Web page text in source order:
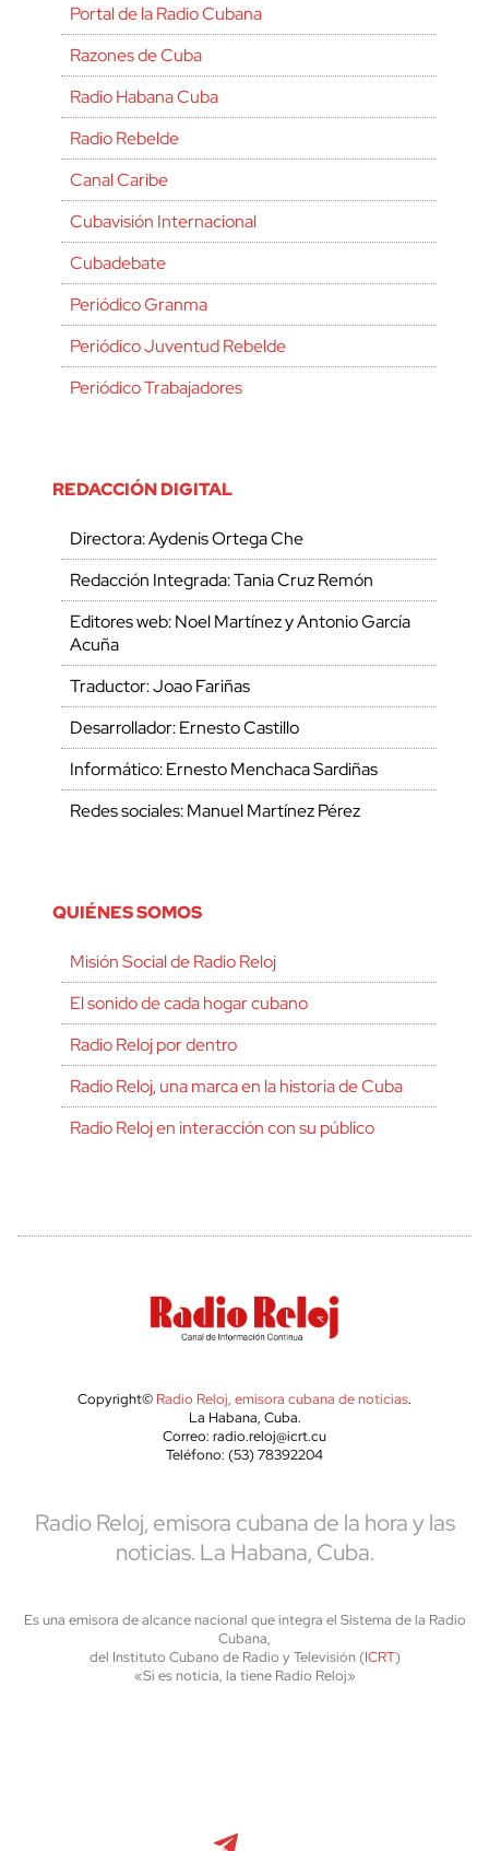
Portal de la Radio Cubana
Razones de Cuba
Radio Habana Cuba
Radio Rebelde
Canal Caribe
Cubavisión Internacional
Cubadebate
Periódico Granma
Periódico Juventud Rebelde
Periódico Trabajadores
REDACCIÓN DIGITAL
Directora: Aydenis Ortega Che
Redacción Integrada: Tania Cruz Remón
Editores web: Noel Martínez y Antonio García
Acuña
Traductor: Joao Fariñas
Desarrollador: Ernesto Castillo
Informático: Ernesto Menchaca Sardiñas
Redes sociales: Manuel Martínez Pérez
QUIÉNES SOMOS
Misión Social de Radio Reloj
El sonido de cada hogar cubano
Radio Reloj por dentro
Radio Reloj, una marca en la historia de Cuba
Radio Reloj en interacción con su público
Copyright© Radio Reloj, emisora cubana de noticias.
La Habana, Cuba.
Correo: radio.reloj@icrt.cu
Teléfono: (53) 78392204
Radio Reloj, emisora cubana de la hora y las
noticias. La Habana, Cuba.
Es una emisora de alcance nacional que integra el Sistema de la Radio
Cubana,
del Instituto Cubano de Radio y Televisión (ICRT)
«Si es noticia, la tiene Radio Reloj»